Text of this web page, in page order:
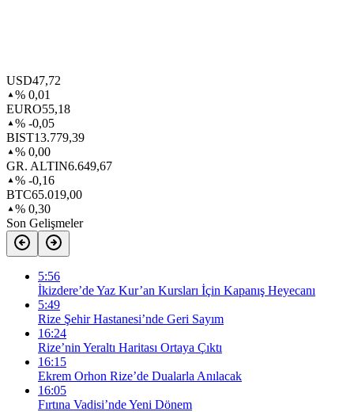
USD47,72
% 0,01
EURO55,18
% -0,05
BIST13.779,39
% 0,00
GR. ALTIN6.649,67
% -0,16
BTC65.019,00
% 0,30
Son Gelişmeler
5:56
İkizdere’de Yaz Kur’an Kursları İçin Kapanış Heyecanı
5:49
Rize Şehir Hastanesi’nde Geri Sayım
16:24
Rize’nin Yeraltı Haritası Ortaya Çıktı
16:15
Ekrem Orhon Rize’de Dualarla Anılacak
16:05
Fırtına Vadisi’nde Yeni Dönem